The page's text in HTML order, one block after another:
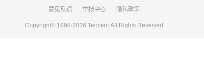
意见反馈 举报中心 隐私政策
Copyright© 1998-2026 Tencent.All Rights Reserved